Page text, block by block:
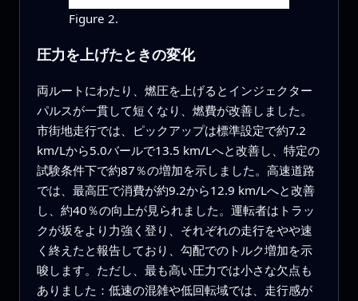
Figure 2.
圧力を上げたときの変化
両ルートにわたり、燃圧を上げるとインジェクター
パルスが一貫して短くなり、燃費が改善しました。
市街地走行では、ピックアップは標準設定で約7.2
km/Lから5.0バールで13.5 km/Lへと改善し、特定の
試験条件下で約87％の増加を示しました。高速道路
では、最高圧で消費が約9.2から12.9 km/Lへと改善
し、約40％の向上が見られました。運転者はトラッ
クが坂をより力強く登り、それぞれの走行をやや速
く終えたと報告しており、勾配でのトルク増加を示
唆します。ただし、最も高い圧力では小さな欠点も
ありました：低速の混雑や低回転域では、走行感が